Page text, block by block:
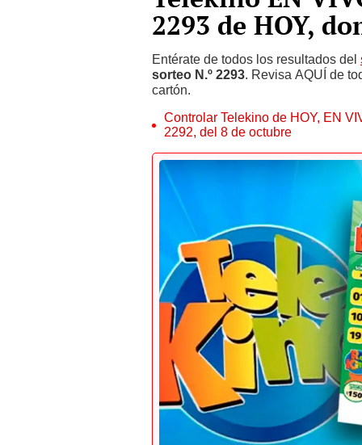
Entérate de todos los resultados del
sorteo N.º 2293. Revisa AQUÍ de
cartón.
Controlar Telekino de HOY, EN
2292, del 8 de octubre
Telekino: controla los resultados del
LR/Telekino